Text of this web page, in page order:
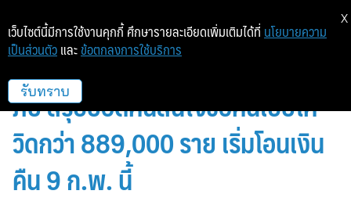
อาคเนย์ประกันภัยและไทยประกัน
ภัย สรุปยอดคนสนใจขอคืนเบี้ยโค
วิดกว่า 889,000 ราย เริ่มโอนเงิน
คืน 9 ก.พ. นี้
เว็บไซต์นี้มีการใช้งานคุกกี้ ศึกษารายละเอียดเพิ่มเติมได้ที่ นโยบายความ
เป็นส่วนตัว และ ข้อตกลงการใช้บริการ
รับทราบ
X